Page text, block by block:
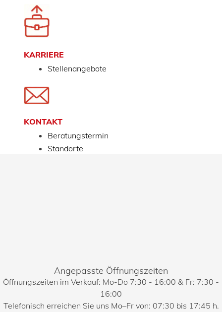
KARRIERE
Stellenangebote
KONTAKT
Beratungstermin
Standorte
Angepasste Öffnungszeiten
Öffnungszeiten im Verkauf: Mo-Do 7:30 - 16:00 & Fr: 7:30 -
16:00
Telefonisch erreichen Sie uns Mo–Fr von: 07:30 bis 17:45 h.